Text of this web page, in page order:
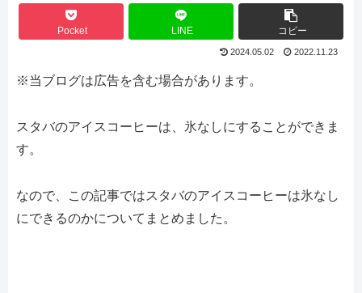
Pocket LINE コピー
2024.05.02 2022.11.23
※当ブログは広告を含む場合があります。
スタバのアイスコーヒーは、氷なしにすることができま
す。
なので、この記事ではスタバのアイスコーヒーは氷なし
にできるのかについてまとめました。